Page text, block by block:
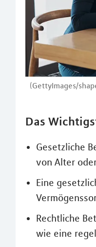
(GettyImages/
Das
Gesetzliche
von Alter
Eine
Rechtliche
wie eine